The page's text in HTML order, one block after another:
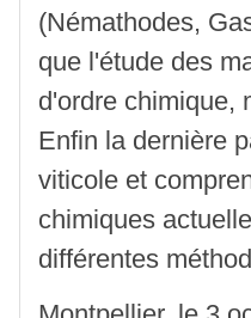
(Némathodes,
que l'étude des
d'ordre chimique,
Enfin la dernière
viticole et
chimiques
différentes